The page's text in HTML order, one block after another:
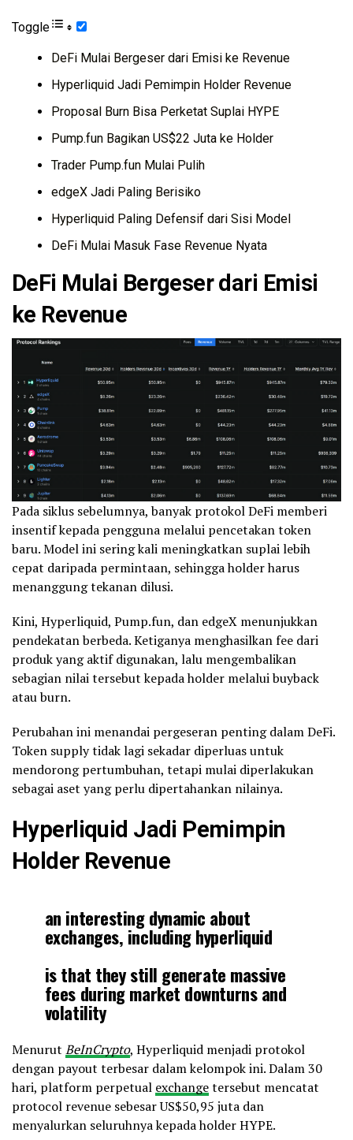
Toggle
DeFi Mulai Bergeser dari Emisi ke Revenue
Hyperliquid Jadi Pemimpin Holder Revenue
Proposal Burn Bisa Perketat Suplai HYPE
Pump.fun Bagikan US$22 Juta ke Holder
Trader Pump.fun Mulai Pulih
edgeX Jadi Paling Berisiko
Hyperliquid Paling Defensif dari Sisi Model
DeFi Mulai Masuk Fase Revenue Nyata
DeFi Mulai Bergeser dari Emisi
ke Revenue
Pada siklus sebelumnya, banyak protokol DeFi memberi
insentif kepada pengguna melalui pencetakan token
baru. Model ini sering kali meningkatkan suplai lebih
cepat daripada permintaan, sehingga holder harus
menanggung tekanan dilusi.
Kini, Hyperliquid, Pump.fun, dan edgeX menunjukkan
pendekatan berbeda. Ketiganya menghasilkan fee dari
produk yang aktif digunakan, lalu mengembalikan
sebagian nilai tersebut kepada holder melalui buyback
atau burn.
Perubahan ini menandai pergeseran penting dalam DeFi.
Token supply tidak lagi sekadar diperluas untuk
mendorong pertumbuhan, tetapi mulai diperlakukan
sebagai aset yang perlu dipertahankan nilainya.
Hyperliquid Jadi Pemimpin
Holder Revenue
an interesting dynamic about
exchanges, including hyperliquid
is that they still generate massive
fees during market downturns and
volatility
actually a volatile market that keeps
the price of hype suppressed will
create a coiled spring
hyperliquid uses 99% of revenue to
Menurut BeInCrypto, Hyperliquid menjadi protokol
dengan payout terbesar dalam kelompok ini. Dalam 30
hari, platform perpetual exchangetersebut mencatat
protocol revenue sebesar US$50,95 juta dan
menyalurkan seluruhnya kepada holder HYPE.